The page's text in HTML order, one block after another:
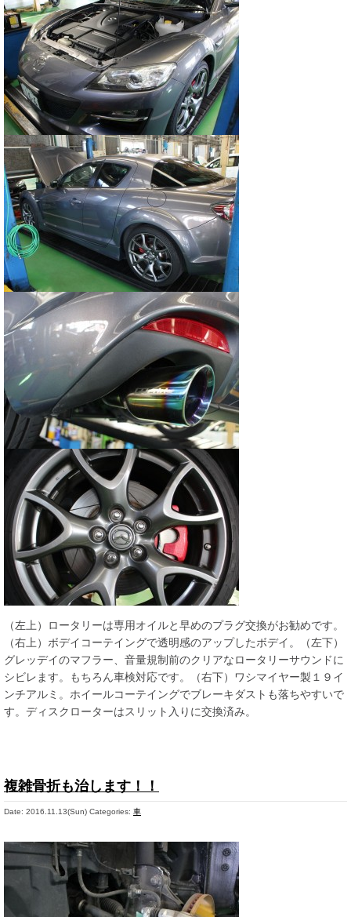
（左上）ロータリーは専用オイルと早めのプラグ交換がお勧めです。
（右上）ボデイコーテイングで透明感のアップしたボデイ。（左下）
グレッデイのマフラー、音量規制前のクリアなロータリーサウンドに
シビレます。もちろん車検対応です。（右下）ワシマイヤー製１９イ
ンチアルミ。ホイールコーテイングでブレーキダストも落ちやすいで
す。ディスクローターはスリット入りに交換済み。
複雑骨折も治します！！
Date: 2016.11.13(Sun) Categories: 車